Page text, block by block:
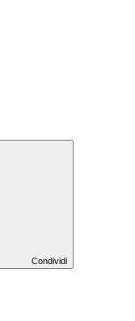
Condividi